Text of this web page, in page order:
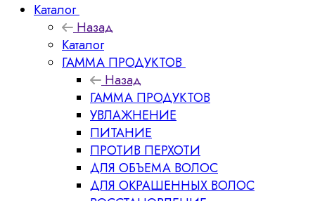
Каталог
Назад
Каталог
ГАММА ПРОДУКТОВ
Назад
ГАММА ПРОДУКТОВ
УВЛАЖНЕНИЕ
ПИТАНИЕ
ПРОТИВ ПЕРХОТИ
ДЛЯ ОБЪЕМА ВОЛОС
ДЛЯ ОКРАШЕННЫХ ВОЛОС